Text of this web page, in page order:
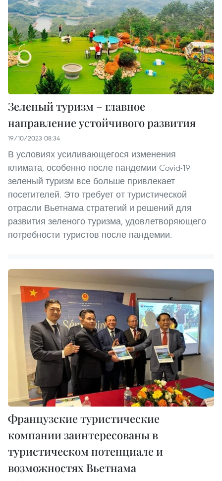
Зеленый туризм – главное
направление устойчивого развития
19/10/2023 08:34
В условиях усиливающегося изменения
климата, особенно после пандемии Covid-19
зеленый туризм все больше привлекает
посетителей. Это требует от туристической
отрасли Вьетнама стратегий и решений для
развития зеленого туризма, удовлетворяющего
потребности туристов после пандемии.
Французские туристические
компании заинтересованы в
туристическом потенциале и
возможностях Вьетнама